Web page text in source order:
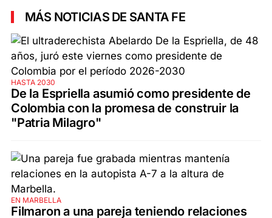
MÁS NOTICIAS DE SANTA FE
HASTA 2030
De la Espriella asumió como presidente de
Colombia con la promesa de construir la
"Patria Milagro"
EN MARBELLA
Filmaron a una pareja teniendo relaciones